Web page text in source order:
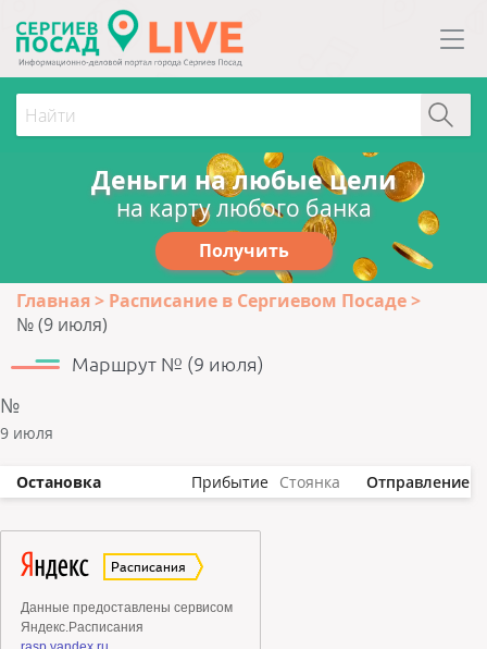
Деньги на любые цели
на карту любого банка
Получить
Главная
Расписание в Сергиевом Посаде
№ (9 июля)
Маршрут № (9 июля)
№
9 июля
Остановка Прибытие Стоянка Отправление